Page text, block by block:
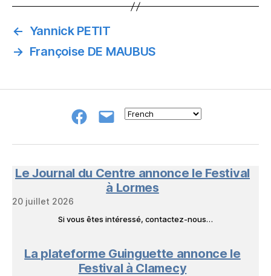
← Yannick PETIT
→ Françoise DE MAUBUS
Groupe
NeL
E-
à
Livres
Le Journal du Centre annonce le Festival
à Lormes
20 juillet 2026
Si vous êtes intéressé, contactez-nous…
La plateforme Guinguette annonce le
Festival à Clamecy